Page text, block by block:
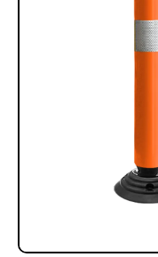
11.790.000
Agregar al